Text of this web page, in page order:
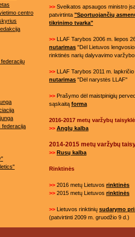
centro
federacija
>> Sveikatos apsaugos ministro
patvirtinta "Sportuojančių
tikrinimo tvarka"
>> LLAF Tarybos 2006 m. liepos
nutarimas "Dėl Lietuvos
rinktinės narių dalyvavimo
>> LLAF Tarybos 2011 m. lapkričio
nutarimas "Dėl narystės LLAF"
>> Prašymo dėl maistpinigių
sąskaitą forma
2016-2017 metų varžybų
>> Anglų kalba
2014-2015 metų varžybų
>> Rusų kalba
Rinktinės
>> 2016 metų Lietuvos rinktinės
>> 2015 metų Lietuvos rinktinės
>> Lietuvos rinktinių sudarymo
(patvirtinti 2009 m. gruodžio 9 d.)